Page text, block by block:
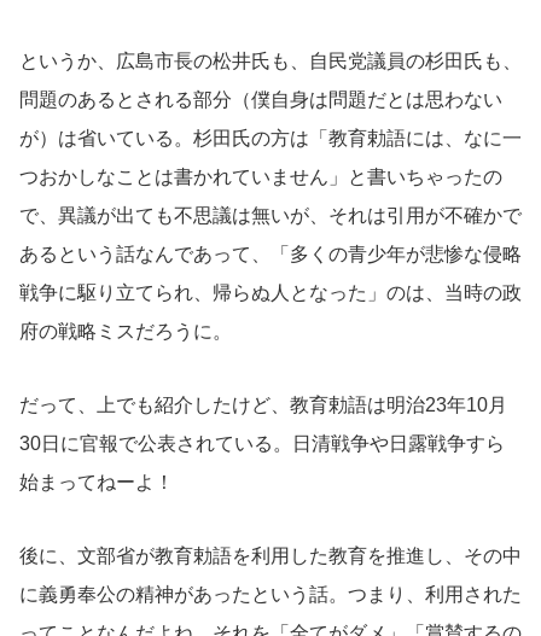
というか、広島市長の松井氏も、自民党議員の杉田氏も、
問題のあるとされる部分（僕自身は問題だとは思わない
が）は省いている。杉田氏の方は「教育勅語には、なに一
つおかしなことは書かれていません」と書いちゃったの
で、異議が出ても不思議は無いが、それは引用が不確かで
あるという話なんであって、「多くの青少年が悲惨な侵略
戦争に駆り立てられ、帰らぬ人となった」のは、当時の政
府の戦略ミスだろうに。
だって、上でも紹介したけど、教育勅語は明治23年10月
30日に官報で公表されている。日清戦争や日露戦争すら
始まってねーよ！
後に、文部省が教育勅語を利用した教育を推進し、その中
に義勇奉公の精神があったという話。つまり、利用された